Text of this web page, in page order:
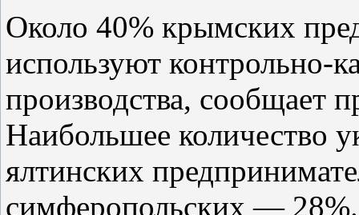
Около 40% крымских
используют контрольно-
производства,
Наибольшее количество
ялтинских
симферопольских —